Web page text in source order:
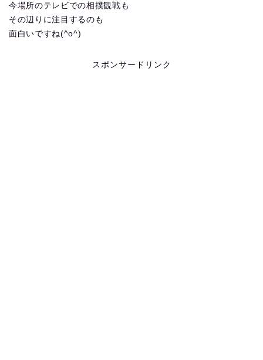
今場所のテレビでの相撲観戦も
その辺りに注目するのも
面白いですね(^o^)
スポンサードリンク